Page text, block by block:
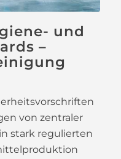
und
–
von zentraler
stark regulierten